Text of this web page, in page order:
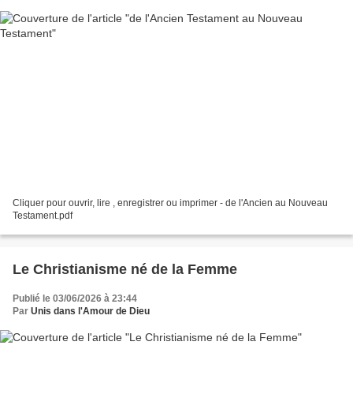
Cliquer pour ouvrir, lire , enregistrer ou imprimer - de l'Ancien au Nouveau
Testament.pdf
Le Christianisme né de la Femme
Publié le 03/06/2026 à 23:44
Par Unis dans l'Amour de Dieu